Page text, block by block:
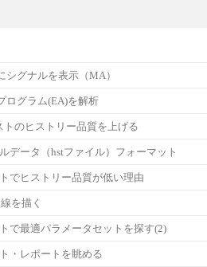
シグナルを表示（MA）
ログラム(EA)を解析
のヒストリー品質を上げる
データ（hstファイル）フォーマット
でヒストリー品質が低い理由
を描く
で最適パラメータセットを探す(2)
・レポートを眺める